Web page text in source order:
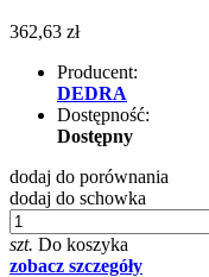
362,63 zł
Producent:
DEDRA
Dostępność:
Dostępny
dodaj do porównania
dodaj do schowka
szt. Do koszyka
zobacz szczegóły